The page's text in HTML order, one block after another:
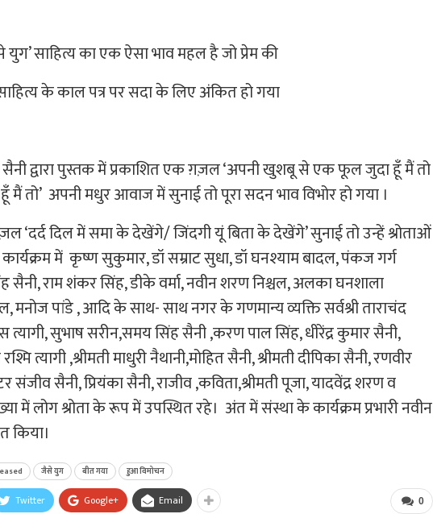
साहित्य का एक ऐसा भाव महल है जो प्रेम की
के काल पत्र पर सदा के लिए अंकित हो गया
सैनी द्वारा पुस्तक में प्रकाशित एक ग़ज़ल ‘अपनी खुशबू से एक फूल जुदा हूँ मैं तो
तो’ अपनी मधुर आवाज में सुनाई तो पूरा सदन भाव विभोर हो गया ।
‘दर्द दिल में समा के देखेंगे/ जिंदगी यूं बिता के देखेंगे’ सुनाई तो उन्हें श्रोताओं
में कृष्ण सुकुमार, डॉ सम्राट सुधा, डॉ घनश्याम बादल, पंकज गर्ग
सैनी, राम शंकर सिंह, डीके वर्मा, नवीन शरण निश्चल, अलका घनशाला
मनोज पांडे , आदि के साथ- साथ नगर के गणमान्य व्यक्ति सर्वश्री ताराचंद
सुभाष सरीन,समय सिंह सैनी ,करण पाल सिंह, धीरेंद्र कुमार सैनी,
त्यागी ,श्रीमती माधुरी नैथानी,मोहित सैनी, श्रीमती दीपिका सैनी, रणवीर
संजीव सैनी, प्रियंका सैनी, राजीव ,कविता,श्रीमती पूजा, यादवेंद्र शरण व
लोग श्रोता के रूप में उपस्थित रहे। अंत में संस्था के कार्यक्रम प्रभारी नवीन
किया।
जैसे युग बीत गया हुआ विमोचन
0
Twitter Google+ Email